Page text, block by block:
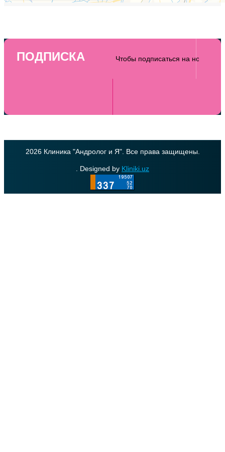
ПОДПИСКА
2026 Клиника "Андролог и Я". Все права защищены.
. Designed by Kliniki.uz